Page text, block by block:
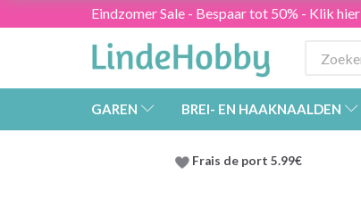
Eindzomer Sale - Bespaar tot 50% - Klik hier
GAREN BREI- EN HAAKNAALDEN
Frais de port 5.99€